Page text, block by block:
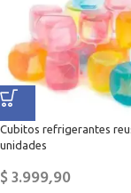
Cubitos refrigerantes
unidades
$3.999,90